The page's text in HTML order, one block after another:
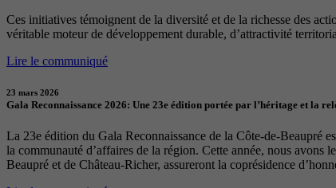
Ces initiatives témoignent de la diversité et de la richesse des
véritable moteur de développement durable, d’attractivité
Lire le communiqué
23 mars 2026
Gala Reconnaissance 2026: Une 23e édition portée par l’héritage et la
La 23e édition du Gala Reconnaissance de la Côte-de-Beaupré
la communauté d’affaires de la région. Cette année, nous
Beaupré et de Château-Richer, assureront la coprésidence